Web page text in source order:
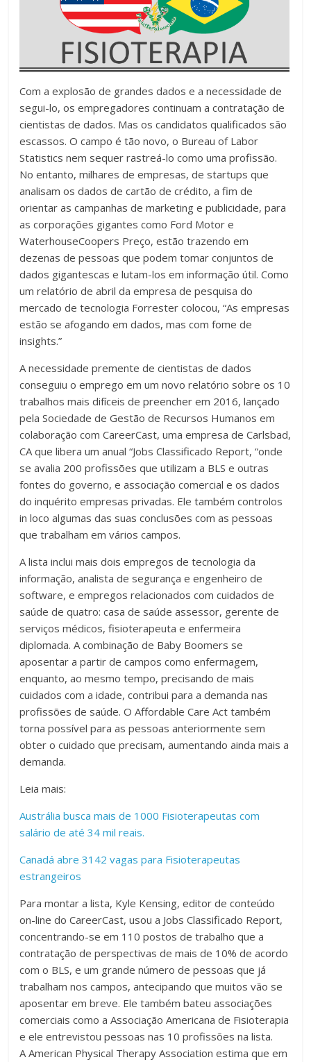
Com a explosão de grandes dados e a necessidade de
segui-lo, os empregadores continuam a contratação de
cientistas de dados. Mas os candidatos qualificados são
escassos. O campo é tão novo, o Bureau of Labor
Statistics nem sequer rastreá-lo como uma profissão.
No entanto, milhares de empresas, de startups que
analisam os dados de cartão de crédito, a fim de
orientar as campanhas de marketing e publicidade, para
as corporações gigantes como Ford Motor e
WaterhouseCoopers Preço, estão trazendo em
dezenas de pessoas que podem tomar conjuntos de
dados gigantescas e lutam-los em informação útil. Como
um relatório de abril da empresa de pesquisa do
mercado de tecnologia Forrester colocou, “As empresas
estão se afogando em dados, mas com fome de
insights.”
A necessidade premente de cientistas de dados
conseguiu o emprego em um novo relatório sobre os 10
trabalhos mais difíceis de preencher em 2016, lançado
pela Sociedade de Gestão de Recursos Humanos em
colaboração com CareerCast, uma empresa de Carlsbad,
CA que libera um anual “Jobs Classificado Report, “onde
se avalia 200 profissões que utilizam a BLS e outras
fontes do governo, e associação comercial e os dados
do inquérito empresas privadas. Ele também controlos
in loco algumas das suas conclusões com as pessoas
que trabalham em vários campos.
A lista inclui mais dois empregos de tecnologia da
informação, analista de segurança e engenheiro de
software, e empregos relacionados com cuidados de
saúde de quatro: casa de saúde assessor, gerente de
serviços médicos, fisioterapeuta e enfermeira
diplomada. A combinação de Baby Boomers se
aposentar a partir de campos como enfermagem,
enquanto, ao mesmo tempo, precisando de mais
cuidados com a idade, contribui para a demanda nas
profissões de saúde. O Affordable Care Act também
torna possível para as pessoas anteriormente sem
obter o cuidado que precisam, aumentando ainda mais a
demanda.
Leia mais:
Austrália busca mais de 1000 Fisioterapeutas com
salário de até 34 mil reais.
Canadá abre 3142 vagas para Fisioterapeutas
estrangeiros
Para montar a lista, Kyle Kensing, editor de conteúdo
on-line do CareerCast, usou a Jobs Classificado Report,
concentrando-se em 110 postos de trabalho que a
contratação de perspectivas de mais de 10% de acordo
com o BLS, e um grande número de pessoas que já
trabalham nos campos, antecipando que muitos vão se
aposentar em breve. Ele também bateu associações
comerciais como a Associação Americana de Fisioterapia
e ele entrevistou pessoas nas 10 profissões na lista.
A American Physical Therapy Association estima que em